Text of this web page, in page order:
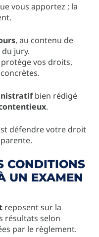
vous apportez ; la
, au contenu de
jury.
protège vos droits,
bien rédigé
.
défendre votre droit
CONDITIONS
UN EXAMEN
reposent sur la
résultats selon
par le règlement.